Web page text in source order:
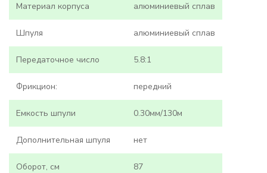
Материал корпуса алюминиевый сплав
Шпуля алюминиевый сплав
Передаточное число 5.8:1
Фрикцион: передний
Емкость шпули 0.30мм/130м
Дополнительная шпуля нет
Оборот, см 87